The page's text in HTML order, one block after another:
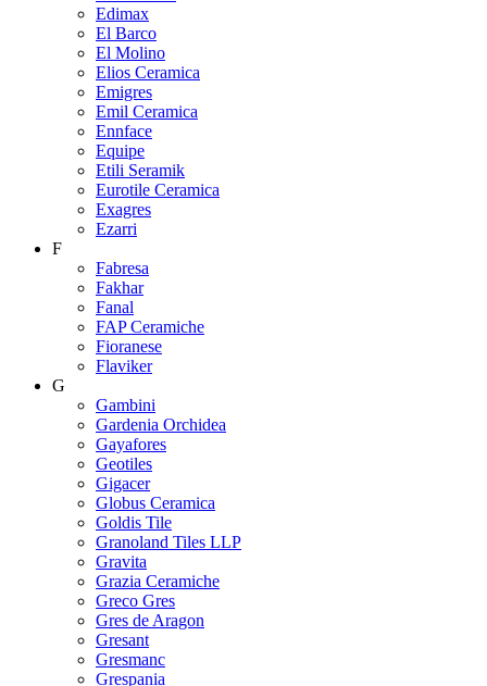
Edimax
El Barco
El Molino
Elios Ceramica
Emigres
Emil Ceramica
Ennface
Equipe
Etili Seramik
Eurotile Ceramica
Exagres
Ezarri
F
Fabresa
Fakhar
Fanal
FAP Ceramiche
Fioranese
Flaviker
G
Gambini
Gardenia Orchidea
Gayafores
Geotiles
Gigacer
Globus Ceramica
Goldis Tile
Granoland Tiles LLP
Gravita
Grazia Ceramiche
Greco Gres
Gres de Aragon
Gresant
Gresmanc
Grespania